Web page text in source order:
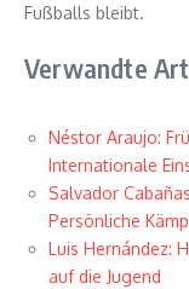
Fußballs bleibt.
Verwandte
Néstor Araujo:
Internationale
Salvador
Persönliche
Luis Hernández:
auf die Jugend